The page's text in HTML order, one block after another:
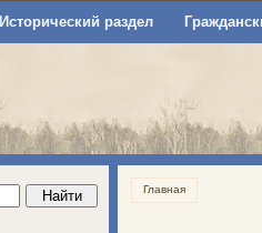
Исторический раздел
Главная